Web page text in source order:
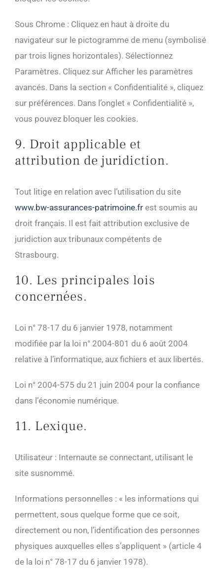
Sous Chrome : Cliquez en haut à droite du
navigateur sur le pictogramme de menu (symbolisé
par trois lignes horizontales). Sélectionnez
Paramètres. Cliquez sur Afficher les paramètres
avancés. Dans la section « Confidentialité », cliquez
sur préférences. Dans l’onglet « Confidentialité »,
vous pouvez bloquer les cookies.
9. Droit applicable et
attribution de juridiction.
Tout litige en relation avec l’utilisation du site
www.bw-assurances-patrimoine.fr est soumis au
droit français. Il est fait attribution exclusive de
juridiction aux tribunaux compétents de
Strasbourg.
10. Les principales lois
concernées.
Loi n° 78-17 du 6 janvier 1978, notamment
modifiée par la loi n° 2004-801 du 6 août 2004
relative à l’informatique, aux fichiers et aux libertés.
Loi n° 2004-575 du 21 juin 2004 pour la confiance
dans l’économie numérique.
11. Lexique.
Utilisateur : Internaute se connectant, utilisant le
site susnommé.
Informations personnelles : « les informations qui
permettent, sous quelque forme que ce soit,
directement ou non, l’identification des personnes
physiques auxquelles elles s’appliquent » (article 4
de la loi n° 78-17 du 6 janvier 1978).